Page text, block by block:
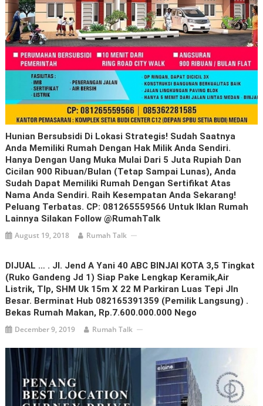
Hunian Bersubsidi Di Lokasi Strategis! Sudah Saatnya
Anda Memiliki Rumah Dengan Hak Milik Anda Sendiri.
Hanya Dengan Uang Muka Mulai Dari 5 Juta Rupiah Dan
Cicilan 900 Ribuan/bulan (tetap Sampai Lunas), Anda
Sudah Dapat Memiliki Rumah Dengan Sertifikat Atas
Nama Anda Sendiri. Raih Kesempatan Anda Sekarang!
Peluang Terbatas. CP: 081265559566 Untuk Iklan Rumah
Lainnya Silakan Follow @RumahTalk
August 19, 2018 Rumah Talk
DIJUAL … . Jl. Jend A Yani 40 ABC BINJAI KOTA 3,5 Tingkat
(ruko Gandeng Jd 1) Siap Pake Lengkap Keramik,air
Listrik, Tlp, SHM Uk 15m X 22 M Parkiran Luas Tepi Jln
Besar. Berminat Hub 082165391359 (pemilik Langsung) .
Bekas Rumah Makan, Rp.7.600.000.000 Nego
December 9, 2019 Rumah Talk